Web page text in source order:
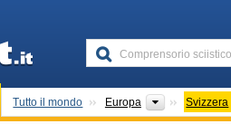
Tutto il mondo Europa Continenti
Svizzera